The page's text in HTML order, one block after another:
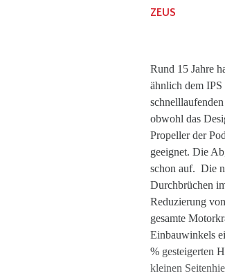
ZEUS
Rund 15 Jahre
ähnlich dem
obwohl das
Propeller der
geeignet. Die
schon auf. Die
Durchbrüchen
Reduzierung
gesamte
Einbauwinkels
% gesteigerten
kleinen